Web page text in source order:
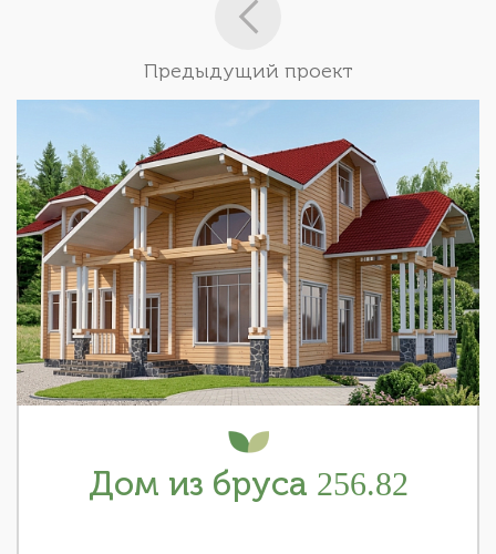
Предыдущий проект
Дом из бруса 256.82